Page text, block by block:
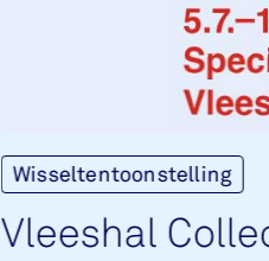
Wisseltentoonstelling
Vlees­hal